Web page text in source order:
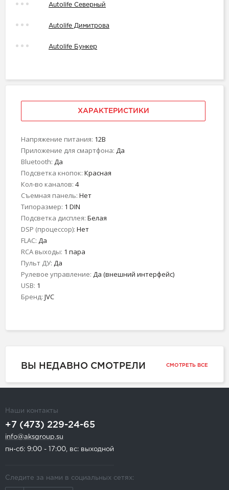
Autolife Северный
Autolife Димитрова
Autolife Бункер
ХАРАКТЕРИСТИКИ
Напряжение питания: 12В
Приложение для смартфона: Да
Bluetooth: Да
Подсветка кнопок: Красная
Кол-во каналов: 4
Съемная панель: Нет
Типоразмер: 1 DIN
Подсветка дисплея: Белая
DSP (процессор): Нет
FLAC: Да
RCA выходы: 1 пара
Пульт ДУ: Да
Рулевое управление: Да (внешний интерфейс)
USB: 1
Бренд: JVC
ВЫ НЕДАВНО СМОТРЕЛИ СМОТРЕТЬ ВСЕ
Наши контакты
+7 (473) 229-24-65
info@aksgroup.su
пн-сб: 9:00 - 17:00, вс: выходной
Следите за нами в социальных сетях: